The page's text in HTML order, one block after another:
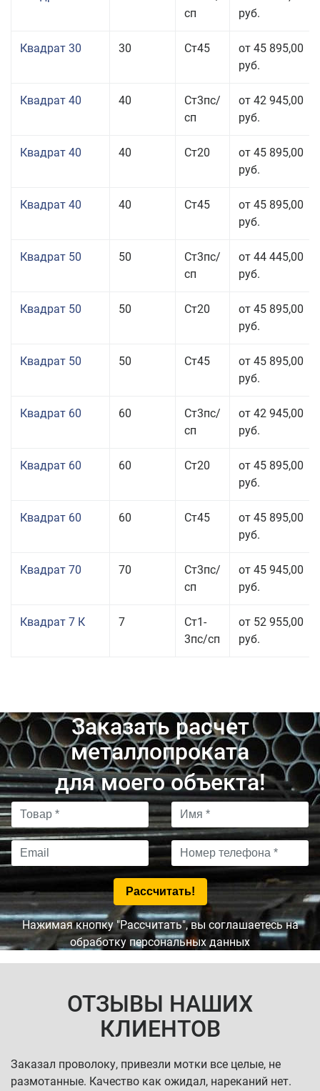
сп
руб.
Квадрат 30 30 Ст45
от 45 895,00
руб.
Квадрат 40 40
Ст3пс/
сп
от 42 945,00
руб.
Квадрат 40 40 Ст20
от 45 895,00
руб.
Квадрат 40 40 Ст45
от 45 895,00
руб.
Квадрат 50 50
Ст3пс/
сп
от 44 445,00
руб.
Квадрат 50 50 Ст20
от 45 895,00
руб.
Квадрат 50 50 Ст45
от 45 895,00
руб.
Квадрат 60 60
Ст3пс/
сп
от 42 945,00
руб.
Квадрат 60 60 Ст20
от 45 895,00
руб.
Квадрат 60 60 Ст45
от 45 895,00
руб.
Квадрат 70 70
Ст3пс/
сп
от 45 945,00
руб.
Квадрат 7 К 7
Ст1-
3пс/сп
от 52 955,00
руб.
Заказать расчет
металлопроката
для моего объекта!
Нажимая кнопку "Рассчитать", вы соглашаетесь на
обработку персональных данных
ОТЗЫВЫ НАШИХ
КЛИЕНТОВ
Заказал проволоку, привезли мотки все целые, не
размотанные. Качество как ожидал, нареканий нет.